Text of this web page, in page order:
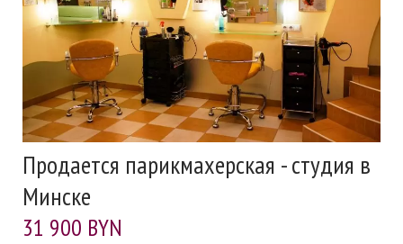
Продается парикмахерская - студия в
Минске
31 900 BYN